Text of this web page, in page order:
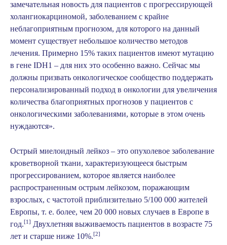
замечательная новость для пациентов с прогрессирующей
холангиокарциномой, заболеванием с крайне
неблагоприятным прогнозом, для которого на данный
момент существует небольшое количество методов
лечения. Примерно 15% таких пациентов имеют мутацию
в гене IDH1 – для них это особенно важно. Сейчас мы
должны призвать онкологическое сообщество поддержать
персонализированный подход в онкологии для увеличения
количества благоприятных прогнозов у пациентов с
онкологическими заболеваниями, которые в этом очень
нуждаются».
Острый миелоидный лейкоз – это опухолевое заболевание
кроветворной ткани, характеризующееся быстрым
прогрессированием, которое является наиболее
распространенным острым лейкозом, поражающим
взрослых, с частотой приблизительно 5/100 000 жителей
Европы, т. е. более, чем 20 000 новых случаев в Европе в
год.[1] Двухлетняя выживаемость пациентов в возрасте 75
лет и старше ниже 10%.[2]